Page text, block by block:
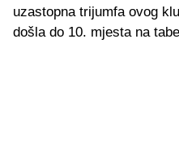
uzastopna trijumfa ovog
došla do 10. mjesta na